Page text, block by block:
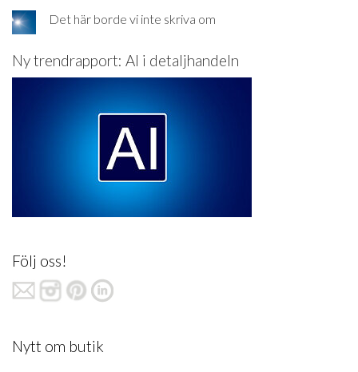
Det här borde vi inte skriva om
Ny trendrapport: AI i detaljhandeln
Följ oss!
Nytt om butik